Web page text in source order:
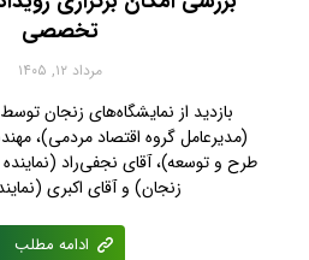
تخصصی
مرداد ۱۲, ۱۴۰۵
بازدید از نمایشگاه‌های زنجان
(مدیرعامل گروه اقتصاد مردمی)،
طرح و توسعه)، آقای نجفی‌راد
زنجان) و آقای اکبری
ادامه مطلب